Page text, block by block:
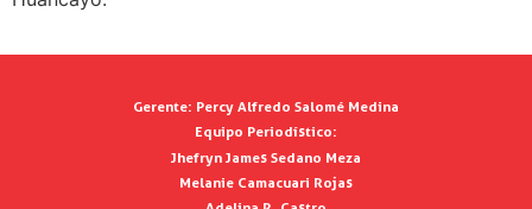
Gerente: Percy Alfredo Salomé Medina
Equipo Periodístico:
Jhefryn James Sedano Meza
Melanie Camacuari Rojas